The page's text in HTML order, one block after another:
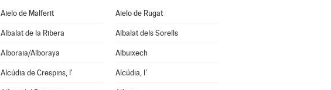
Aielo de Malferit Aielo de Rugat
Albalat de la Ribera Albalat dels Sorells
Alboraia/Alboraya Albuixech
Alcúdia de Crespins, l' Alcúdia, l'